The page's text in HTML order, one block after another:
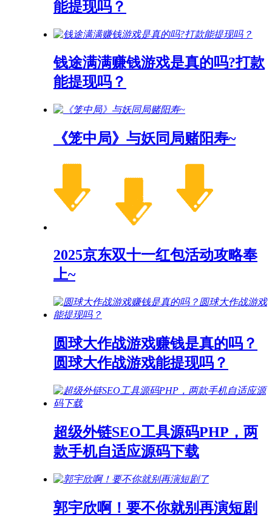
能提现吗？
钱途满满赚钱游戏是真的吗?打款
能提现吗？
《笼中局》与妖同局赌阳寿~
2025京东双十一红包活动攻略奉
上~
圆球大作战游戏赚钱是真的吗？
圆球大作战游戏能提现吗？
超级外链SEO工具源码PHP，两
款手机自适应源码下载
郭宇欣啊！要不你就别再演短剧